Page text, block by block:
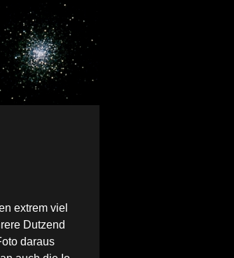
extrem viel
Dutzend
daraus